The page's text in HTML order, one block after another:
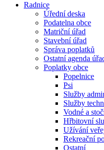
Radnice
Úřední deska
Podatelna obce
Matriční úřad
Stavební úřad
Správa poplatků
Ostatní agenda
Poplatky obce
Popelnice
Psi
Služby
Služby
Vodné a
Hřbitovní
Užívání
Rekreační
Ostatní